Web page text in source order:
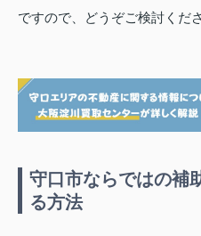
ですので、どうぞご検討くださ
守口市ならではの補
る方法